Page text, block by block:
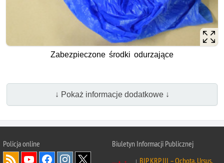
Zabezpieczone środki odurzające
↓ Pokaż informacje dodatkowe ↓
Policja online
Biuletyn Informacji Publicznej
BIP KRP III – Ochota, Ursus,